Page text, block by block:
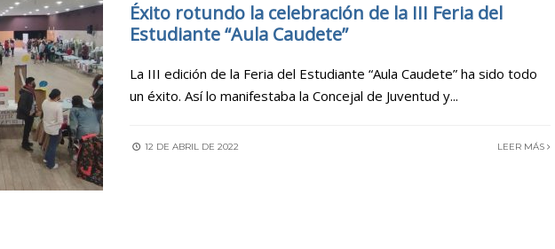
Éxito rotundo la celebración de la III Feria del
Estudiante “Aula Caudete”
La III edición de la Feria del Estudiante “Aula Caudete” ha sido todo
un éxito. Así lo manifestaba la Concejal de Juventud y...
12 DE ABRIL DE 2022 LEER MÁS